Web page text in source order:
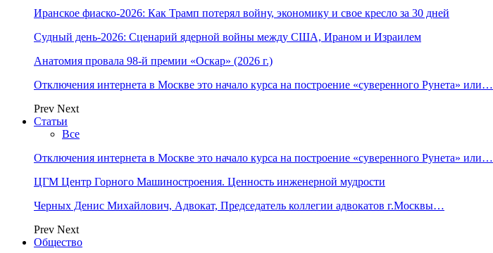
Иранское фиаско-2026: Как Трамп потерял войну, экономику и свое кресло за 30 дней
Судный день-2026: Сценарий ядерной войны между США, Ираном и Израилем
Анатомия провала 98-й премии «Оскар» (2026 г.)
Отключения интернета в Москве это начало курса на построение «суверенного Рунета» или…
Prev Next
Статьи
Все
Отключения интернета в Москве это начало курса на построение «суверенного Рунета» или…
ЦГМ Центр Горного Машиностроения. Ценность инженерной мудрости
Черных Денис Михайлович, Адвокат, Председатель коллегии адвокатов г.Москвы…
Prev Next
Общество